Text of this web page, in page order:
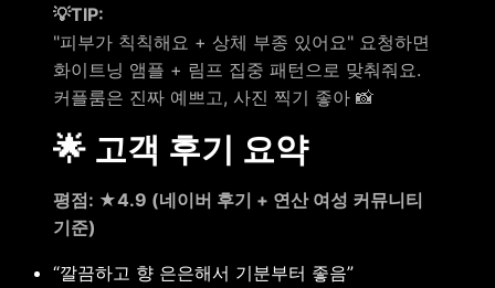
💡TIP:
"피부가 칙칙해요 + 상체 부종 있어요" 요청하면
화이트닝 앰플 + 림프 집중 패턴으로 맞춰줘요.
커플룸은 진짜 예쁘고, 사진 찍기 좋아 📸
🌟 고객 후기 요약
평점: ★4.9 (네이버 후기 + 연산 여성 커뮤니티
기준)
“깔끔하고 향 은은해서 기분부터 좋음”